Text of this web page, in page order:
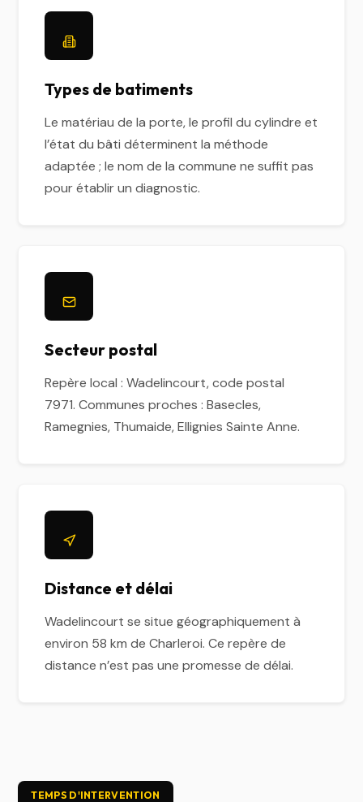
Types de batiments
Le matériau de la porte, le profil du cylindre et
l’état du bâti déterminent la méthode
adaptée ; le nom de la commune ne suffit pas
pour établir un diagnostic.
Secteur postal
Repère local : Wadelincourt, code postal
7971. Communes proches : Basecles,
Ramegnies, Thumaide, Ellignies Sainte Anne.
Distance et délai
Wadelincourt se situe géographiquement à
environ 58 km de Charleroi. Ce repère de
distance n’est pas une promesse de délai.
TEMPS D'INTERVENTION